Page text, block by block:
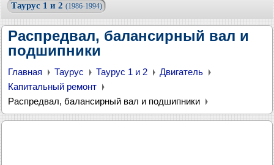
Таурус 1 и 2 (1986-1994)
Распредвал, балансирный вал и
подшипники
Главная Таурус Таурус 1 и 2
Двигатель
Капитальный ремонт
Распредвал, балансирный вал и подшипники